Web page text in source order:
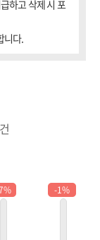
하고 삭제 시 포
니다.
-1%